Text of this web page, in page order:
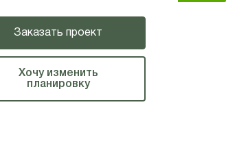
Заказать проект
Хочу изменить
планировку